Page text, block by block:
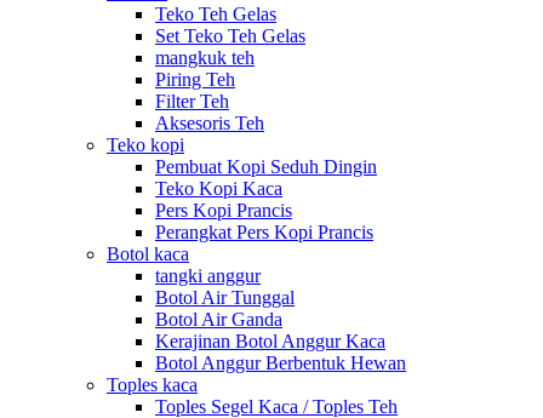
Teko Teh Gelas
Set Teko Teh Gelas
mangkuk teh
Piring Teh
Filter Teh
Aksesoris Teh
Teko kopi
Pembuat Kopi Seduh Dingin
Teko Kopi Kaca
Pers Kopi Prancis
Perangkat Pers Kopi Prancis
Botol kaca
tangki anggur
Botol Air Tunggal
Botol Air Ganda
Kerajinan Botol Anggur Kaca
Botol Anggur Berbentuk Hewan
Toples kaca
Toples Segel Kaca / Toples Teh